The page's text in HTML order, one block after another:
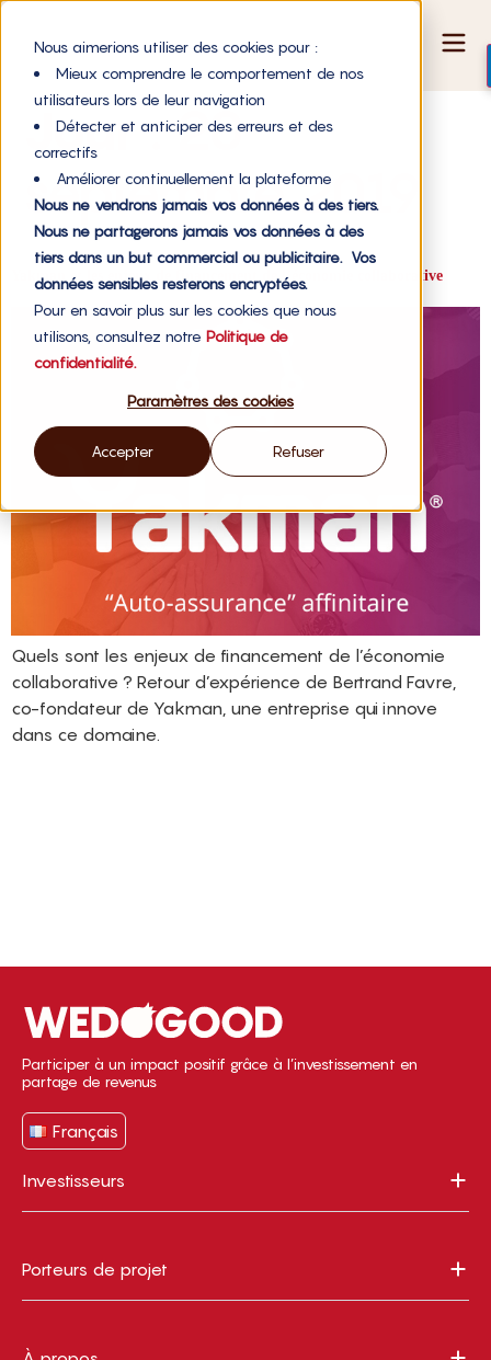
Nous aimerions utiliser des cookies pour :
Mieux comprendre le comportement de nos
utilisateurs lors de leur navigation
Détecter et anticiper des erreurs et des
correctifs
Améliorer continuellement la plateforme
Nous ne vendrons jamais vos données à des tiers.
Nous ne partagerons jamais vos données à des
tiers dans un but commercial ou publicitaire. Vos
données sensibles resterons encryptées.
Pour en savoir plus sur les cookies que nous
utilisons, consultez notre Politique de
confidentialité.
Paramètres des cookies
Accepter Refuser
Jour :20
septembre 2019
Yakman et les enjeux de financement de l’économie collaborative
Quels sont les enjeux de financement de l’économie
collaborative ? Retour d’expérience de Bertrand Favre,
co-fondateur de Yakman, une entreprise qui innove
dans ce domaine.
Participer à un impact positif grâce à l’investissement en
partage de revenus
Français
Investisseurs
Porteurs de projet